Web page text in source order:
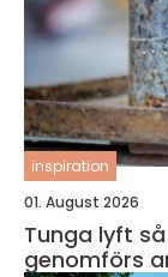
inspiration
01. August 2026
Tunga lyft så planeras, säkras och
genomförs